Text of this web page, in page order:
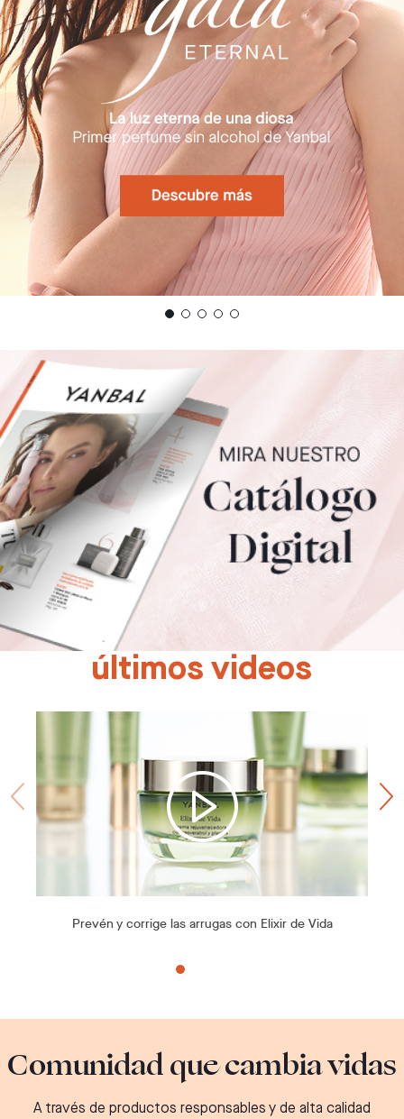
últimos videos
Prevén y corrige las arrugas con Elixir de Vida
Comunidad que cambia vidas
A través de productos responsables y de alta calidad